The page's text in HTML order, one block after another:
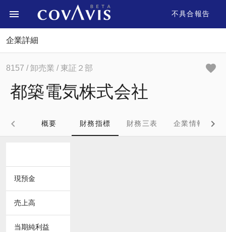
不具合報告
企業詳細
8157 / 卸売業 / 東証２部
都築電気株式会社
概要 財務指標 財務三表 企業情報
現預金
売上高
当期純利益